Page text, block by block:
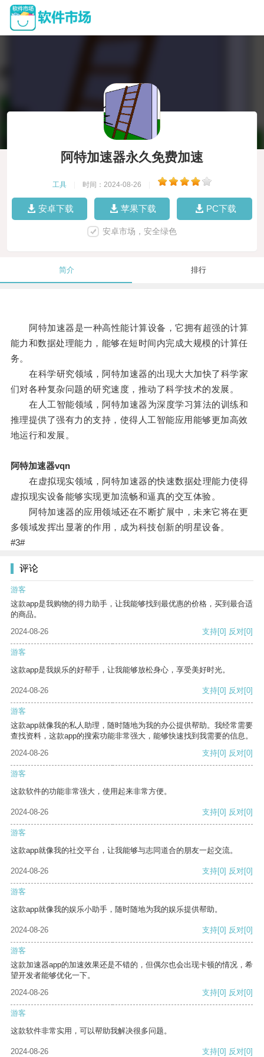
阿特加速器永久免费加速
工具 时间：2024-08-26
安卓下载 苹果下载 PC下载
安卓市场，安全绿色
简介 排行
阿特加速器是一种高性能计算设备，它拥有超强的计算
能力和数据处理能力，能够在短时间内完成大规模的计算任
务。
在科学研究领域，阿特加速器的出现大大加快了科学家
们对各种复杂问题的研究速度，推动了科学技术的发展。
在人工智能领域，阿特加速器为深度学习算法的训练和
推理提供了强有力的支持，使得人工智能应用能够更加高效
地运行和发展。
阿特加速器vqn
在虚拟现实领域，阿特加速器的快速数据处理能力使得
虚拟现实设备能够实现更加流畅和逼真的交互体验。
阿特加速器的应用领域还在不断扩展中，未来它将在更
多领域发挥出显著的作用，成为科技创新的明星设备。
#3#
评论
游客
这款app是我购物的得力助手，让我能够找到最优惠的价格，买到最合适
的商品。
2024-08-26
支持[0] 反对[0]
游客
这款app是我娱乐的好帮手，让我能够放松身心，享受美好时光。
2024-08-26 支持[0] 反对[0]
游客
这款app就像我的私人助理，随时随地为我的办公提供帮助。我经常需要
查找资料，这款app的搜索功能非常强大，能够快速找到我需要的信息。
2024-08-26
支持[0] 反对[0]
游客
这款软件的功能非常强大，使用起来非常方便。
2024-08-26 支持[0] 反对[0]
游客
这款app就像我的社交平台，让我能够与志同道合的朋友一起交流。
2024-08-26 支持[0] 反对[0]
游客
这款app就像我的娱乐小助手，随时随地为我的娱乐提供帮助。
2024-08-26 支持[0] 反对[0]
游客
这款加速器app的加速效果还是不错的，但偶尔也会出现卡顿的情况，希
望开发者能够优化一下。
2024-08-26
支持[0] 反对[0]
游客
这款软件非常实用，可以帮助我解决很多问题。
2024-08-26 支持[0] 反对[0]